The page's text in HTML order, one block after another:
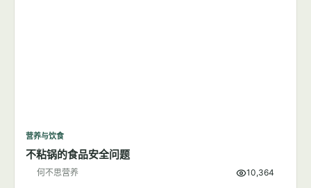
营养与饮食
不粘锅的食品安全问题
何不思营养 10,364